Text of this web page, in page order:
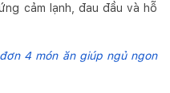
cảm lạnh, đau đầu và hỗ
4 món ăn giúp ngủ ngon